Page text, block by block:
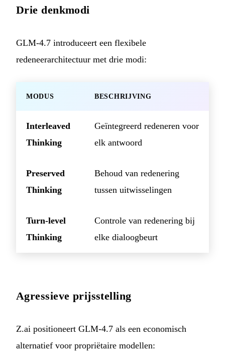
Drie denkmodi
GLM-4.7 introduceert een flexibele
redeneerarchitectuur met drie modi:
MODUS BESCHRIJVING
Interleaved
Thinking
Geïntegreerd redeneren voor
elk antwoord
Preserved
Thinking
Behoud van redenering
tussen uitwisselingen
Turn-level
Thinking
Controle van redenering bij
elke dialoogbeurt
Agressieve prijsstelling
Z.ai positioneert GLM-4.7 als een economisch
alternatief voor propriëtaire modellen: